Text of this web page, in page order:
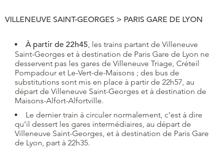
VILLENEUVE SAINT-GEORGES > PARIS GARE DE LYON
À partir de 22h45, les trains partant de Villeneuve
Saint-Georges et à destination de Paris Gare de Lyon ne
desservent pas les gares de Villeneuve Triage, Créteil
Pompadour et Le-Vert-de-Maisons ; des bus de
substitutions sont mis en place à partir de 22h57, au
départ de Villeneuve Saint-Georges et à destination de
Maisons-Alfort-Alfortville.
Le dernier train à circuler normalement, c’est à dire
qu’il dessert les gares intermédiaires, au départ de
Villeneuve Saint-Georges, et à destination de Paris Gare
de Lyon, part à 22h35.